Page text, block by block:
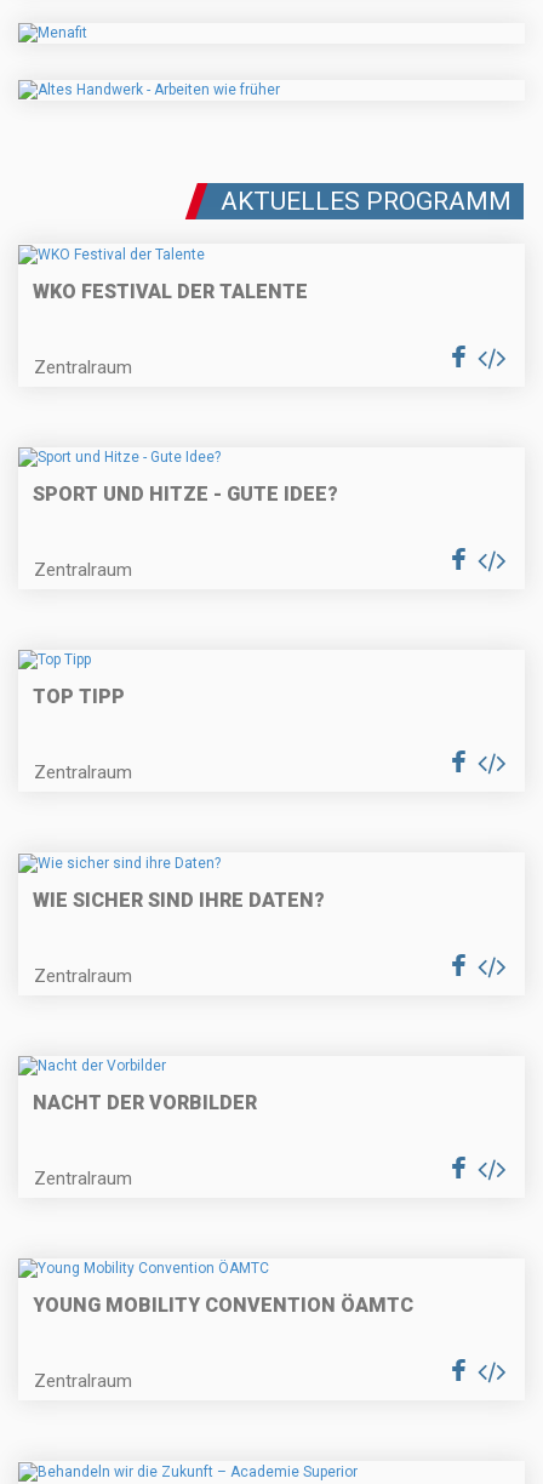
AKTUELLES PROGRAMM
WKO FESTIVAL DER TALENTE
Zentralraum
SPORT UND HITZE - GUTE IDEE?
Zentralraum
TOP TIPP
Zentralraum
WIE SICHER SIND IHRE DATEN?
Zentralraum
NACHT DER VORBILDER
Zentralraum
YOUNG MOBILITY CONVENTION ÖAMTC
Zentralraum